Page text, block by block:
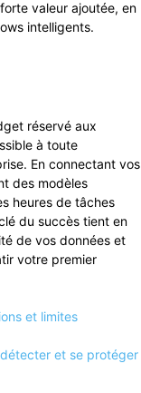
valeur ajoutée, en
intelligents.
réservé aux
à toute
En connectant vos
des modèles
heures de tâches
du succès tient en
de vos données et
votre premier
et limites
et se protéger